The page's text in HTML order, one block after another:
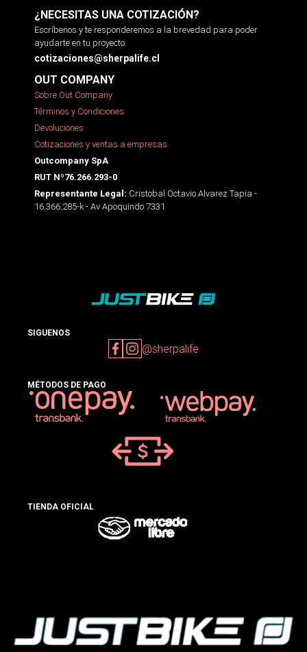
¿NECESITAS UNA COTIZACIÓN?
Escríbenos y te responderemos a la brevedad para poder
ayudarte en tu proyecto.
cotizaciones@sherpalife.cl
OUT COMPANY
Sobre Out Company
Términos y Condiciones
Devoluciones
Cotizaciones y ventas a empresas
Outcompany SpA
RUT Nº76.266.293-0
Representante Legal: Cristobal Octavio Alvarez Tapia -
16.366.285-k - Av Apoquindo 7331
SIGUENOS
@sherpalife
MÉTODOS DE PAGO
TIENDA OFICIAL